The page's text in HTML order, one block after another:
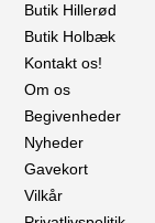
Butik Hillerød
Butik Holbæk
Kontakt os!
Om os
Begivenheder
Nyheder
Gavekort
Vilkår